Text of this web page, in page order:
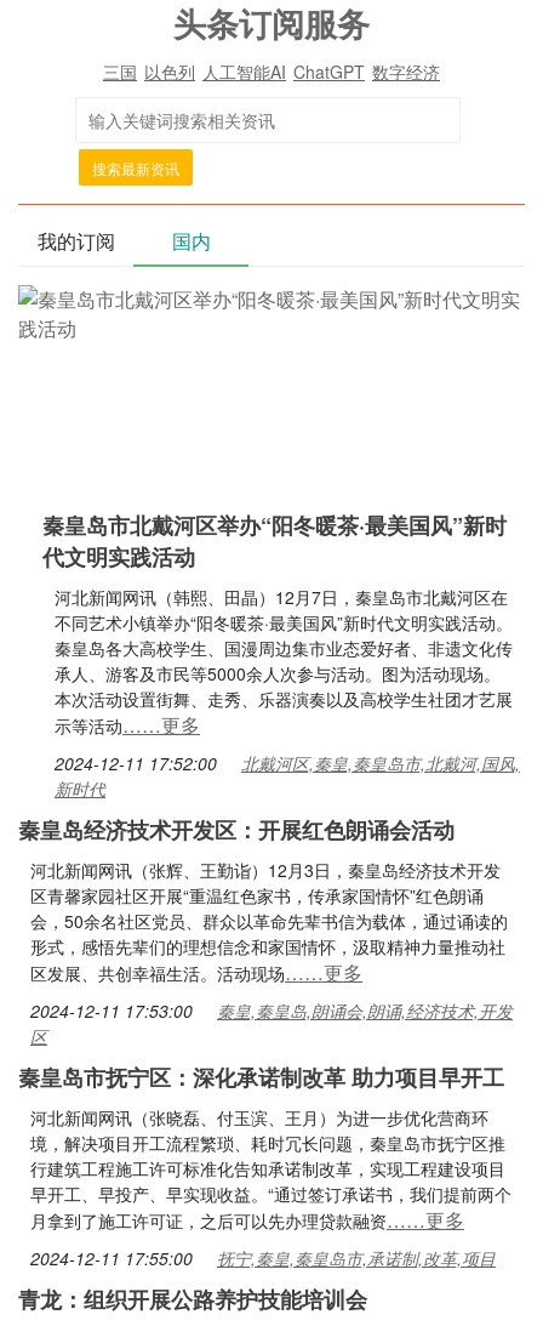
头条订阅服务
三国 以色列 人工智能AI ChatGPT 数字经济
搜索最新资讯
我的订阅 国内
秦皇岛市北戴河区举办“阳冬暖茶·最美国风”新时
代文明实践活动
河北新闻网讯（韩熙、田晶）12月7日，秦皇岛市北戴河区在
不同艺术小镇举办“阳冬暖茶·最美国风”新时代文明实践活动。
秦皇岛各大高校学生、国漫周边集市业态爱好者、非遗文化传
承人、游客及市民等5000余人次参与活动。图为活动现场。
本次活动设置街舞、走秀、乐器演奏以及高校学生社团才艺展
示等活动……更多
2024-12-11 17:52:00
北戴河区,秦皇,秦皇岛市,北戴河,国风,
新时代
秦皇岛经济技术开发区：开展红色朗诵会活动
河北新闻网讯（张辉、王勤诣）12月3日，秦皇岛经济技术开发
区青馨家园社区开展“重温红色家书，传承家国情怀”红色朗诵
会，50余名社区党员、群众以革命先辈书信为载体，通过诵读的
形式，感悟先辈们的理想信念和家国情怀，汲取精神力量推动社
区发展、共创幸福生活。活动现场……更多
2024-12-11 17:53:00
秦皇,秦皇岛,朗诵会,朗诵,经济技术,开发
区
秦皇岛市抚宁区：深化承诺制改革 助力项目早开工
河北新闻网讯（张晓磊、付玉滨、王月）为进一步优化营商环
境，解决项目开工流程繁琐、耗时冗长问题，秦皇岛市抚宁区推
行建筑工程施工许可标准化告知承诺制改革，实现工程建设项目
早开工、早投产、早实现收益。“通过签订承诺书，我们提前两个
月拿到了施工许可证，之后可以先办理贷款融资……更多
2024-12-11 17:55:00 抚宁,秦皇,秦皇岛市,承诺制,改革,项目
青龙：组织开展公路养护技能培训会